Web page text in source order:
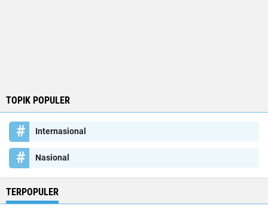
TOPIK POPULER
Internasional
Nasional
TERPOPULER